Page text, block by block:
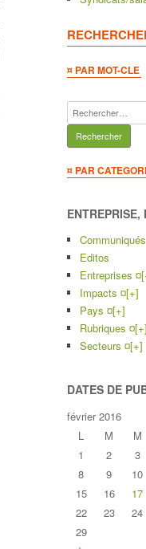
¤ PAR MOT-CLE
Rechercher :
¤ PAR
Communiqués
Editos
Entreprises ¤
Impacts ¤[+]
Pays ¤[+]
Rubriques ¤[+]
Secteurs ¤[+]
DATES DE
février 2016
L
M M
1
2 3
8
9 10
15
16 17
22
23 24
29